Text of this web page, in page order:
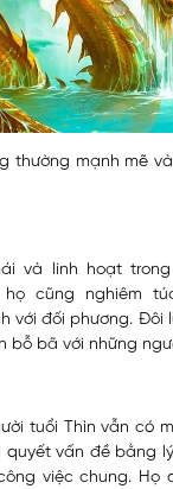
thường mạnh mẽ
và linh hoạt
họ cũng nghiêm
đối phương. Đôi
bỗ bã với những
tuổi Thìn vẫn có
vấn đề bằng
việc chung. Họ